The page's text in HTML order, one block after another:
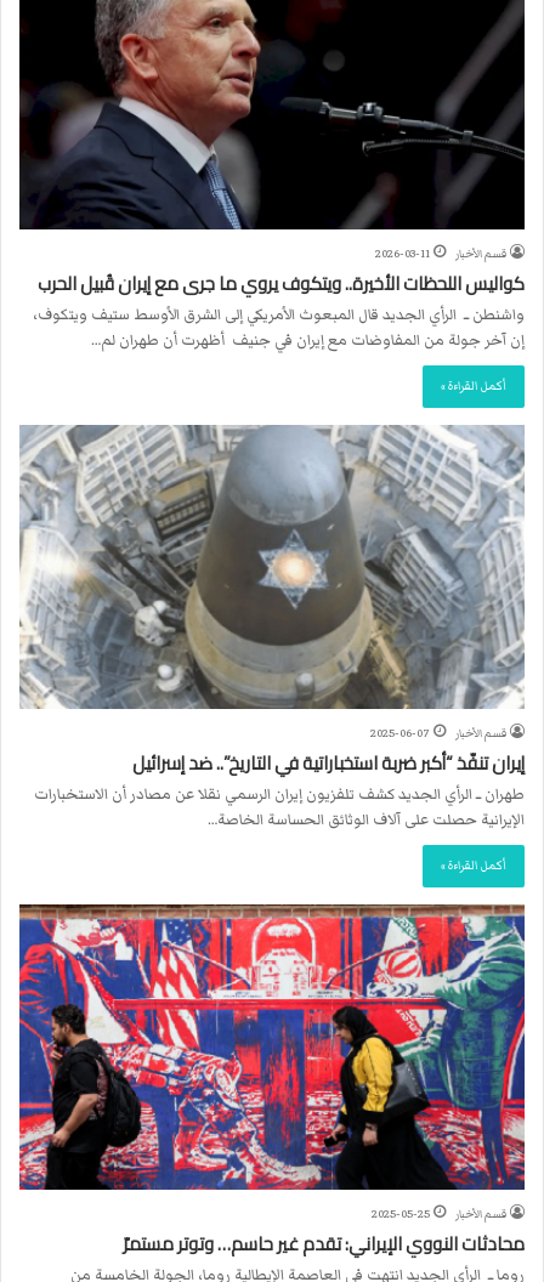
قسم الأخبار 2026-03-11
كواليس اللحظات الأخيرة.. ويتكوف يروي ما جرى مع إيران قُبيل الحرب
واشنطن ــ الرأي الجديد قال المبعوث الأمريكي إلى الشرق الأوسط ستيف ويتكوف،
إن آخر جولة من المفاوضات مع إيران في جنيف أظهرت أن طهران لم…
أكمل القراءة »
قسم الأخبار 2025-06-07
إيران تنفّذ “أكبر ضربة استخباراتية في التاريخ”.. ضد إسرائيل
طهران ــ الرأي الجديد كشف تلفزيون إيران الرسمي نقلا عن مصادر أن الاستخبارات
الإيرانية حصلت على آلاف الوثائق الحساسة الخاصة…
أكمل القراءة »
قسم الأخبار 2025-05-25
محادثات النووي الإيراني: تقدم غير حاسم… وتوتر مستمرّ
روما ــ الرأي الجديد انتهت في العاصمة الإيطالية روما، الجولة الخامسة من